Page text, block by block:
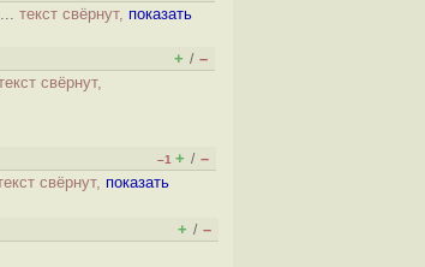
текст свёрнут, показать
+ / –
свёрнут,
–1 + / –
свёрнут, показать
+ / –